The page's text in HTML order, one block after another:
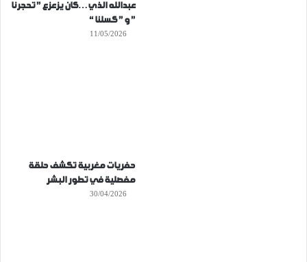
عبدالله الذي…كان يزعزع ” تحجرنا
” و ” كسلنا “
11/05/2026
حفريات مغربية تكشف حلقة
مفصلية في تطور البشر
30/04/2026